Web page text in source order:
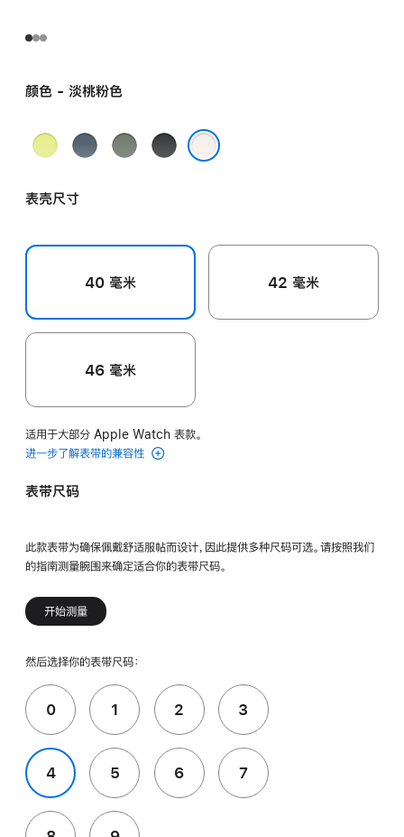
颜色 - 淡桃粉色
霓
黄
铁
蓝
灰
黑
表壳尺寸
40 毫米 42 毫米
46 毫米
适用于大部分 Apple Watch 表款。
进一步了解表带的兼容性
表带尺码
此款表带为确保佩戴舒适服帖而设计，因此提供多种尺码可选。请按照我们
的指南测量腕围来确定适合你的表带尺码。
开始测量
然后选择你的表带尺码：
0 1 2 3
4 5 6 7